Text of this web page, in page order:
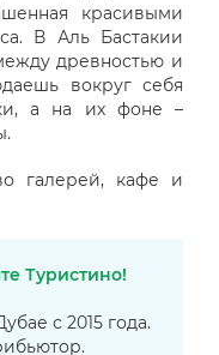
красивыми
В Аль Бастакии
древностью и
вокруг себя
а на их фоне –
галерей, кафе и
Туристино!
с 2015 года.